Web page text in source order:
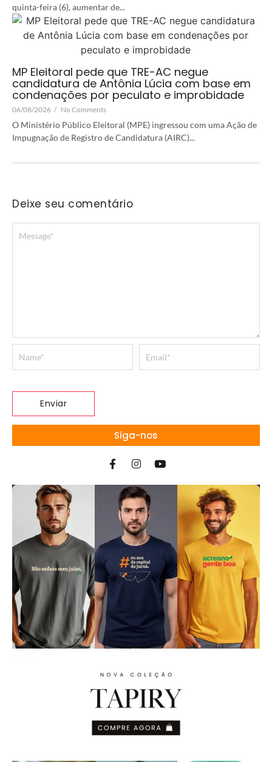
quinta-feira (6), aumentar de...
MP Eleitoral pede que TRE-AC negue
candidatura de Antônia Lúcia com base em
condenações por peculato e improbidade
06/08/2026 / No Comments
O Ministério Público Eleitoral (MPE) ingressou com uma Ação de
Impugnação de Registro de Candidatura (AIRC)...
Deixe seu comentário
Siga-nos